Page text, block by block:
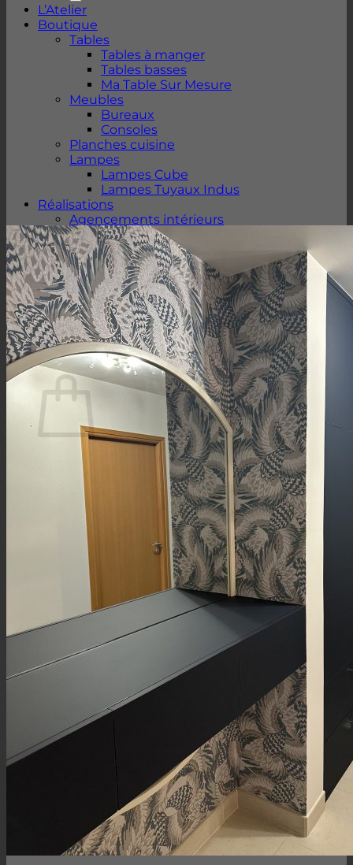
L’Atelier
Boutique
Tables
Tables à manger
Tables basses
Ma Table Sur Mesure
Meubles
Bureaux
Consoles
Planches cuisine
Lampes
Lampes Cube
Lampes Tuyaux Indus
Réalisations
Agencements intérieurs
Bar
Aménagements extérieurs
Style industriel
Contact
Panier
Votre panier est vide.
Retour à la boutique